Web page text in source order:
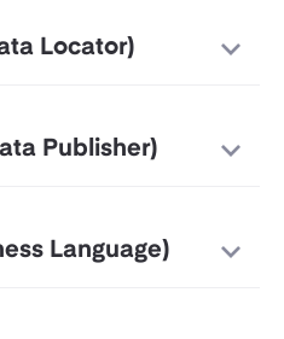
Locator)
Publisher)
Language)